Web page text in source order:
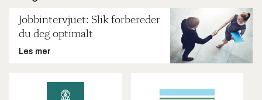
Jobbintervjuet: Slik forbereder
du deg optimalt
Les mer